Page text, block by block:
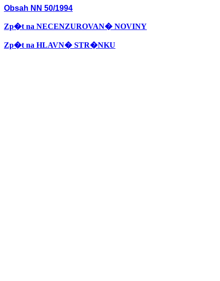
Obsah NN 50/1994
Zp�t na NECENZUROVAN� NOVINY
Zp�t na HLAVN� STR�NKU